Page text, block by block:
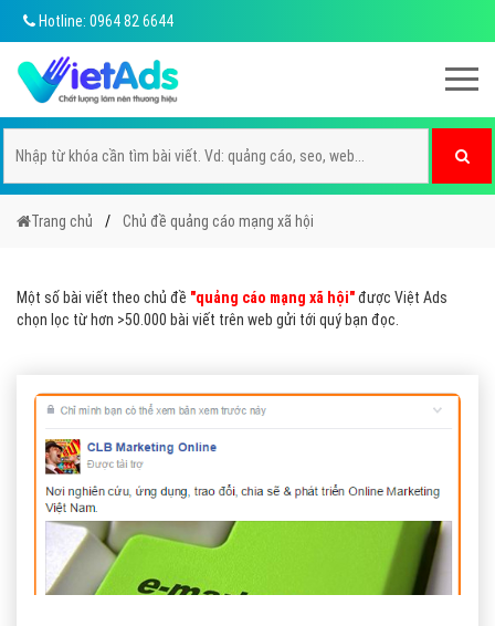
Hotline: 0964 82 6644
Trang chủ Chủ đề quảng cáo mạng xã hội
Một số bài viết theo chủ đề "quảng cáo mạng xã hội"được Việt Ads
chọn lọc từ hơn >50.000 bài viết trên web gửi tới quý bạn đọc.